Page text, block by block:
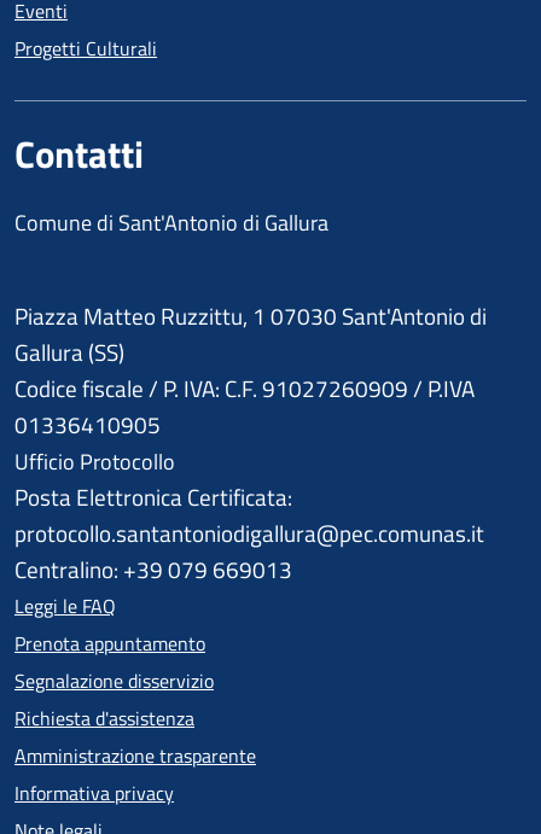
Eventi
Progetti Culturali
Contatti
Comune di Sant'Antonio di Gallura
Piazza Matteo Ruzzittu, 1 07030 Sant'Antonio di
Gallura (SS)
Codice fiscale / P. IVA: C.F. 91027260909 / P.IVA
01336410905
Ufficio Protocollo
Posta Elettronica Certificata:
protocollo.santantoniodigallura@pec.comunas.it
Centralino: +39 079 669013
Leggi le FAQ
Prenota appuntamento
Segnalazione disservizio
Richiesta d'assistenza
Amministrazione trasparente
Informativa privacy